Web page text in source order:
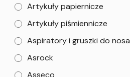
Artykuły papiernicze
Artykuły piśmiennicze
Aspiratory i gruszki do nosa
Asrock
Asseco